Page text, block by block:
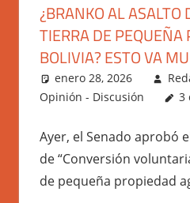
¿BRANKO AL ASALTO
TIERRA DE PEQUEÑA
BOLIVIA? ESTO VA
enero 28, 2026
Opinión - Discusión
3
Ayer, el Senado aprobó
de “Conversión
de pequeña propiedad